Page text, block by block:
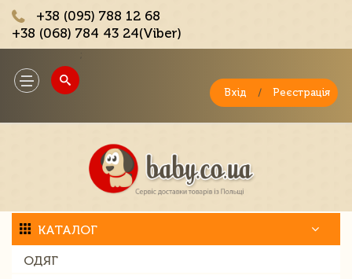
+38 (095) 788 12 68
+38 (068) 784 43 24(Viber)
Toggle
navigation
Вхід / Реєстрація
КАТАЛОГ
ОДЯГ